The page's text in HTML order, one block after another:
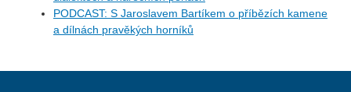
PODCAST: S Jaroslavem Bartíkem o příbězích kamene
a dílnách pravěkých horníků